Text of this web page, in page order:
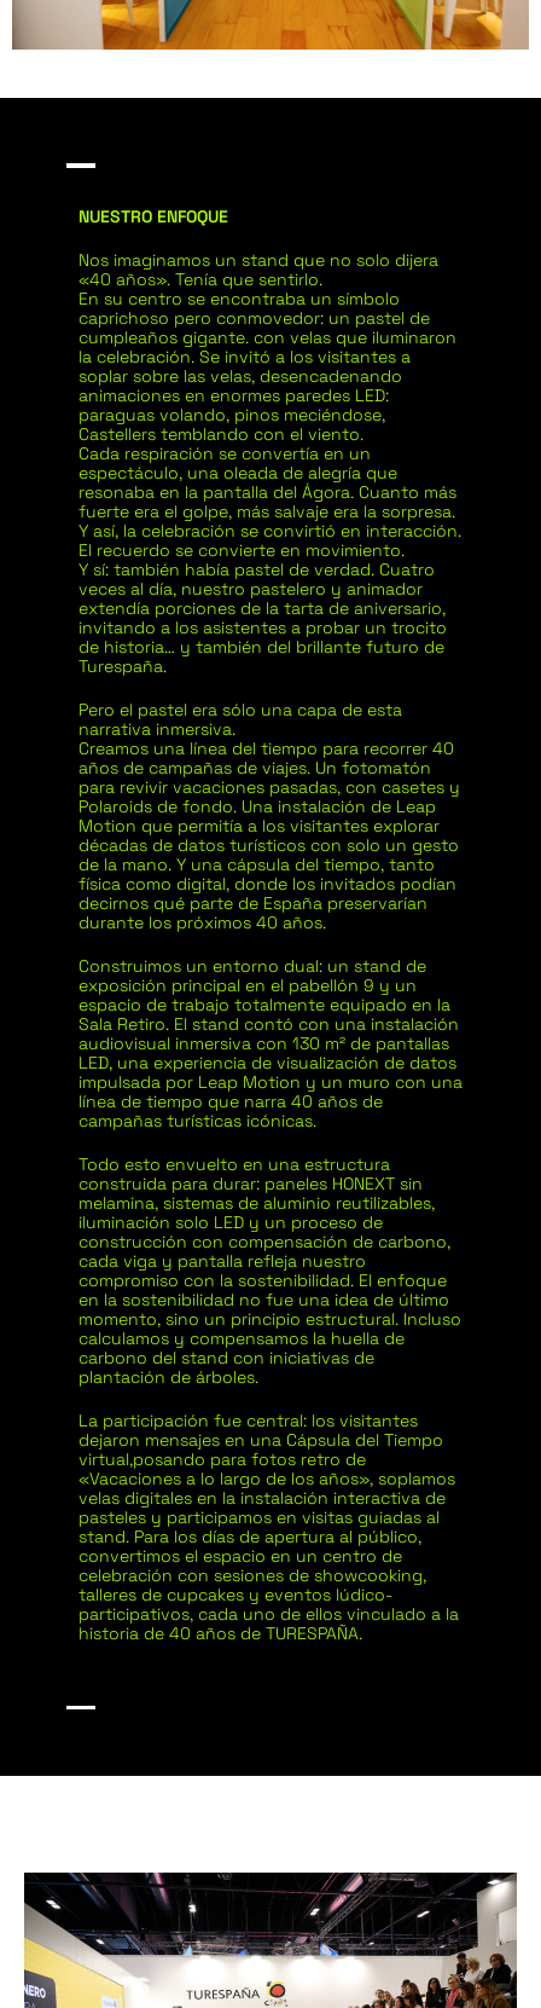
NUESTRO ENFOQUE
Nos imaginamos un stand que no solo dijera
«40 años». Tenía que sentirlo.
En su centro se encontraba un símbolo
caprichoso pero conmovedor: un pastel de
cumpleaños gigante.con velas que iluminaron
la celebración. Se invitó a los visitantes a
soplar sobre las velas, desencadenando
animaciones en enormes paredes LED:
paraguas volando, pinos meciéndose,
Castellers temblando con el viento.
Cada respiración se convertía en un
espectáculo, una oleada de alegría que
resonaba en la pantalla del Ágora. Cuanto más
fuerte era el golpe, más salvaje era la sorpresa.
Y así, la celebración se convirtió en interacción.
El recuerdo se convierte en movimiento.
Y sí: también había pastel de verdad. Cuatro
veces al día, nuestro pastelero y animador
extendía porciones de la tarta de aniversario,
invitando a los asistentes a probar un trocito
de historia… y también del brillante futuro de
Turespaña.
Pero el pastel era sólo una capa de esta
narrativa inmersiva.
Creamos una línea del tiempo para recorrer 40
años de campañas de viajes. Un fotomatón
para revivir vacaciones pasadas, con casetes y
Polaroids de fondo. Una instalación de Leap
Motion que permitía a los visitantes explorar
décadas de datos turísticos con solo un gesto
de la mano. Y una cápsula del tiempo, tanto
física como digital, donde los invitados podían
decirnos qué parte de España preservarían
durante los próximos 40 años.
Construimos un entorno dual: un stand de
exposición principal en el pabellón 9 y un
espacio de trabajo totalmente equipado en la
Sala Retiro. El stand contó con una instalación
audiovisual inmersiva con 130 m² de pantallas
LED, una experiencia de visualización de datos
impulsada por Leap Motion y un muro con una
línea de tiempo que narra 40 años de
campañas turísticas icónicas.
Todo esto envuelto en una estructura
construida para durar: paneles HONEXT sin
melamina, sistemas de aluminio reutilizables,
iluminación solo LED y un proceso de
construcción con compensación de carbono,
cada viga y pantalla refleja nuestro
compromiso con la sostenibilidad. El enfoque
en la sostenibilidad no fue una idea de último
momento, sino un principio estructural. Incluso
calculamos y compensamos la huella de
carbono del stand con iniciativas de
plantación de árboles.
La participación fue central: los visitantes
dejaron mensajes en una Cápsula del Tiempo
virtual,posando para fotos retro de
«Vacaciones a lo largo de los años», soplamos
velas digitales en la instalación interactiva de
pasteles y participamos en visitas guiadas al
stand. Para los días de apertura al público,
convertimos el espacio en un centro de
celebración con sesiones de showcooking,
talleres de cupcakes y eventos lúdico-
participativos, cada uno de ellos vinculado a la
historia de 40 años de TURESPAÑA.